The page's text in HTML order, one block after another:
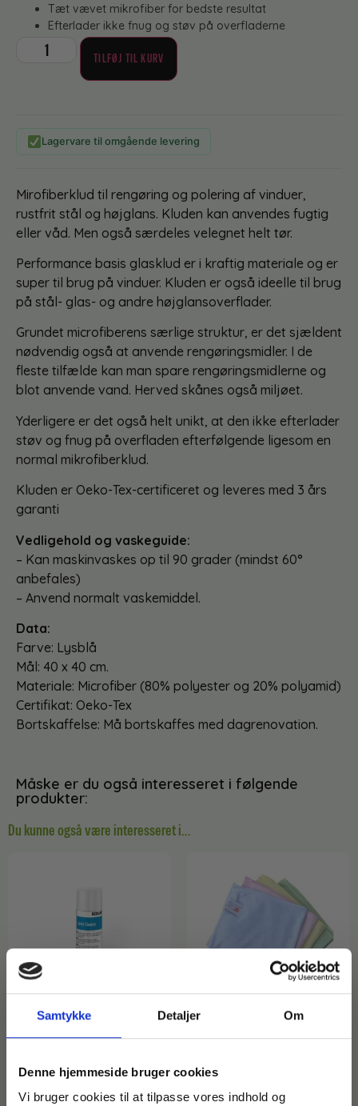
Samtykke Detaljer Om
Denne hjemmeside bruger cookies
Vi bruger cookies til at tilpasse vores indhold og
Tæt vævet mikrofiber for bedste resultat
Efterlader ikke fnug og støv på overfladerne
TILFØJ TIL KURV
Lagervare til omgående levering
Mirofiberklud til rengøring og polering af vinduer,
rustfrit stål og højglans. Kluden kan anvendes fugtig
eller våd. Men også særdeles velegnet helt tør.
Performance basis glasklud er i kraftig materiale og er
super til brug på vinduer. Kluden er også ideelle til brug
på stål- glas- og andre højglansoverflader.
Grundet microfiberens særlige struktur, er det sjældent
nødvendig også at anvende rengøringsmidler. I de
fleste tilfælde kan man spare rengøringsmidlerne og
blot anvende vand. Herved skånes også miljøet.
Yderligere er det også helt unikt, at den ikke efterlader
støv og fnug på overfladen efterfølgende ligesom en
normal mikrofiberklud.
Kluden er Oeko-Tex-certificeret og leveres med 3 års
garanti
Vedligehold og vaskeguide:
– Kan maskinvaskes op til 90 grader (mindst 60°
anbefales)
– Anvend normalt vaskemiddel.
Data:
Farve: Lysblå
Mål: 40 x 40 cm.
Materiale: Microfiber (80% polyester og 20% polyamid)
Certifikat: Oeko-Tex
Bortskaffelse: Må bortskaffes med dagrenovation.
Måske er du også interesseret i følgende
produkter:
Du kunne også være interesseret i…
Skumrens – Ecolab Spray
Cleaner – 500 ml
Microfiberklude | Polisan
Eco-tex Blå | 40 x 40 cm |
K: 200